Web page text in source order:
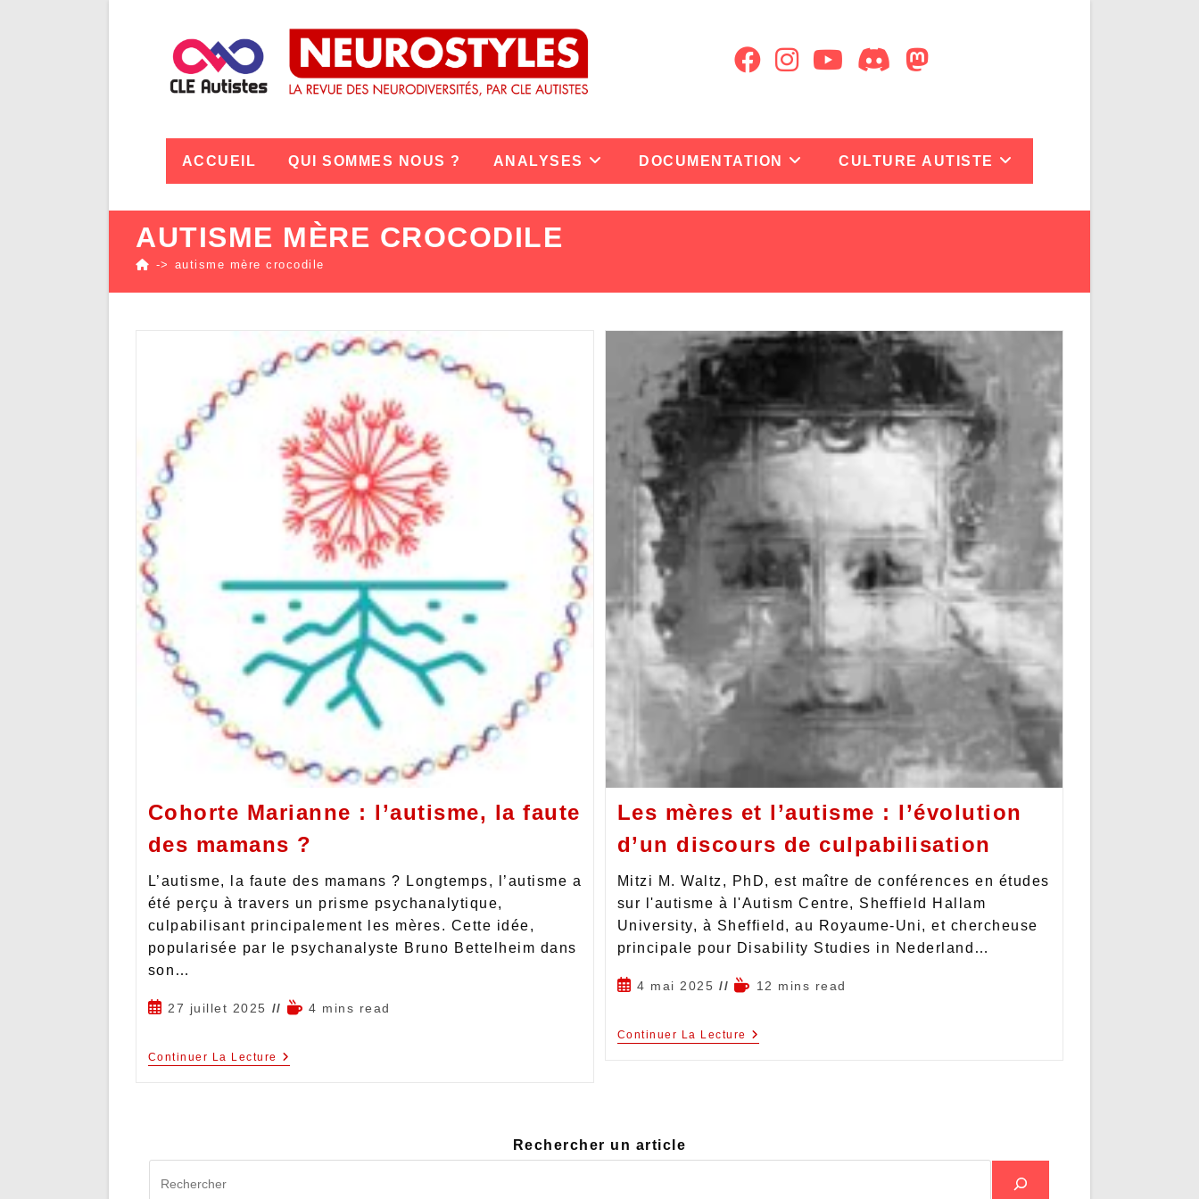
ACCUEIL QUI SOMMES NOUS ? ANALYSES DOCUMENTATION CULTURE AUTISTE
AUTISME MÈRE CROCODILE
-> autisme mère crocodile
Cohorte Marianne : l’autisme, la faute
des mamans ?
L’autisme, la faute des mamans ? Longtemps, l’autisme a
été perçu à travers un prisme psychanalytique,
culpabilisant principalement les mères. Cette idée,
popularisée par le psychanalyste Bruno Bettelheim dans
son…
27 juillet 2025 4 mins read
Continuer La Lecture
Les mères et l’autisme : l’évolution
d’un discours de culpabilisation
Mitzi M. Waltz, PhD, est maître de conférences en études
sur l'autisme à l'Autism Centre, Sheffield Hallam
University, à Sheffield, au Royaume-Uni, et chercheuse
principale pour Disability Studies in Nederland…
4 mai 2025 12 mins read
Continuer La Lecture
Rechercher un article